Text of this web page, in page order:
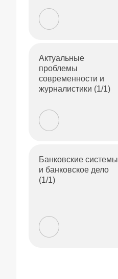
Актуальные
проблемы
современности и
журналистики (1/1)
Банковские системы
и банковское дело
(1/1)